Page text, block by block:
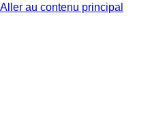
Aller au contenu principal